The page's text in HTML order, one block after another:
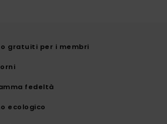
gratuiti per i membri
fedeltà
ecologico